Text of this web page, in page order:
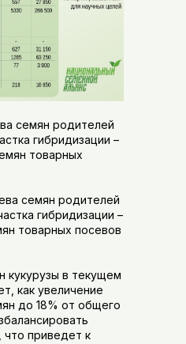
семян родителей
гибридизации –
товарных
семян родителей
гибридизации –
товарных посевов
кукурузы в текущем
как увеличение
до 18% от общего
что приведет к